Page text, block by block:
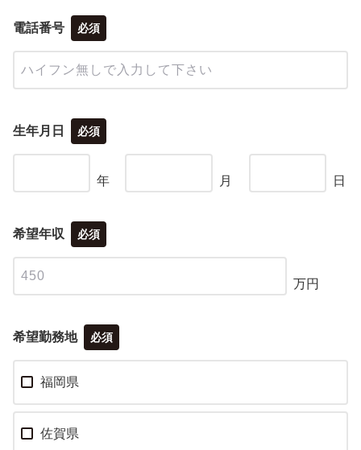
電話番号 必須
生年月日 必須
年 月 日
希望年収 必須
万円
希望勤務地 必須
福岡県
佐賀県